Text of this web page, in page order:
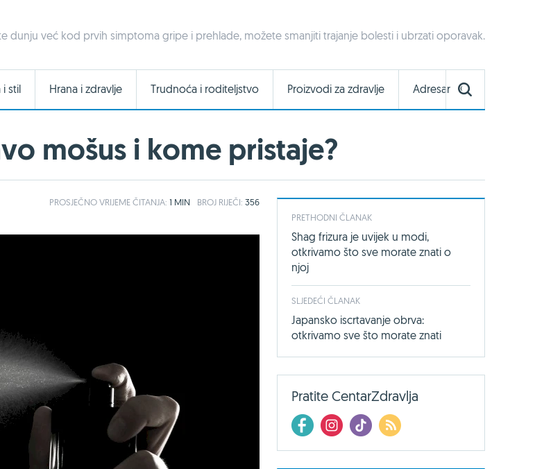
dunju već kod prvih simptoma gripe i prehlade, možete smanjiti trajanje bolesti i ubrzati oporavak.
i stil Hrana i zdravlje Trudnoća i roditeljstvo Proizvodi za zdravlje Adresar
mošus i kome pristaje?
PROSJEČNOVRIJEME ČITANJA: 1 MIN BROJ RIJEČI: 356
PRETHODNI ČLANAK
Shag frizura je uvijek u modi,
otkrivamo što sve morate znati o
njoj
SLJEDEĆI ČLANAK
Japansko iscrtavanje obrva:
otkrivamo sve što morate znati
Pratite CentarZdravlja